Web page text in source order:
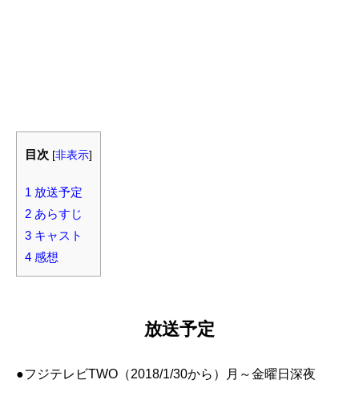
目次 [非表示]
1 放送予定
2 あらすじ
3 キャスト
4 感想
放送予定
●フジテレビTWO（2018/1/30から）月～金曜日深夜